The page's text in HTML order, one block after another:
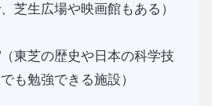
芝生広場や映画館もある）
（東芝の歴史や日本の科学技
も勉強できる施設）